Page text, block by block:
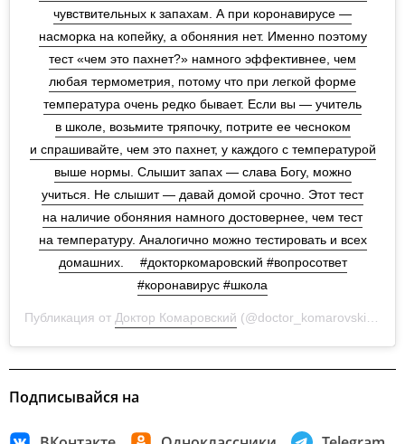
чувствительных к запахам. А при коронавирусе —
насморка на копейку, а обоняния нет. Именно поэтому
тест «чем это пахнет?» намного эффективнее, чем
любая термометрия, потому что при легкой форме
температура очень редко бывает. Если вы — учитель
в школе, возьмите тряпочку, потрите ее чесноком
и спрашивайте, чем это пахнет, у каждого с температурой
выше нормы. Слышит запах — слава Богу, можно
учиться. Не слышит — давай домой срочно. Этот тест
на наличие обоняния намного достовернее, чем тест
на температуру. Аналогично можно тестировать и всех
домашних.⁣ ⠀⁣ #докторкомаровский #вопросответ
#коронавирус #школа
Публикация от Доктор Комаровский (@doctor_komarovskiy) 4 Ноя 2020 в 12:29 PST
Подписывайся на